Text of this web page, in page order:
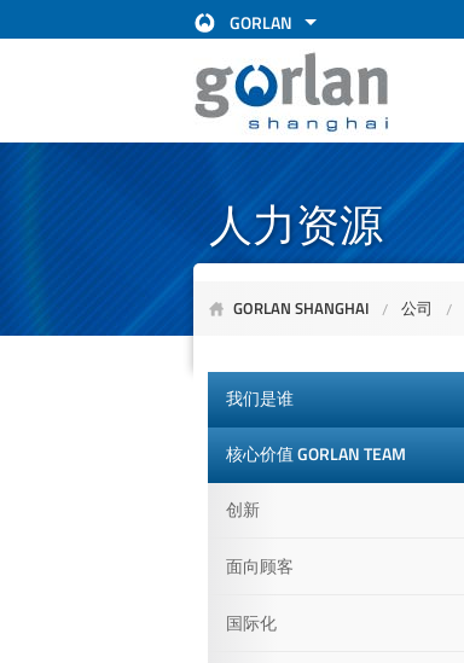
GORLAN
人力资源
GORLAN SHANGHAI 公司
我们是谁
核心价值 GORLAN TEAM
创新
面向顾客
国际化